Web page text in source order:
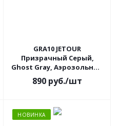
GRA10 JETOUR
Призрачный Серый,
Ghost Gray, Аэрозольный
баллон.
890 руб./шт
НОВИНКА